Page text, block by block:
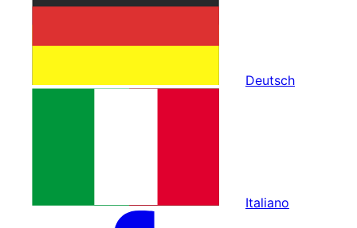
Deutsch
Italiano